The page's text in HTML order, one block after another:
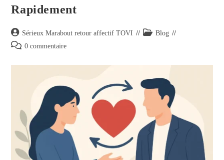
Rapidement
Sérieux Marabout retour affectif TOVI
Blog
0 commentaire